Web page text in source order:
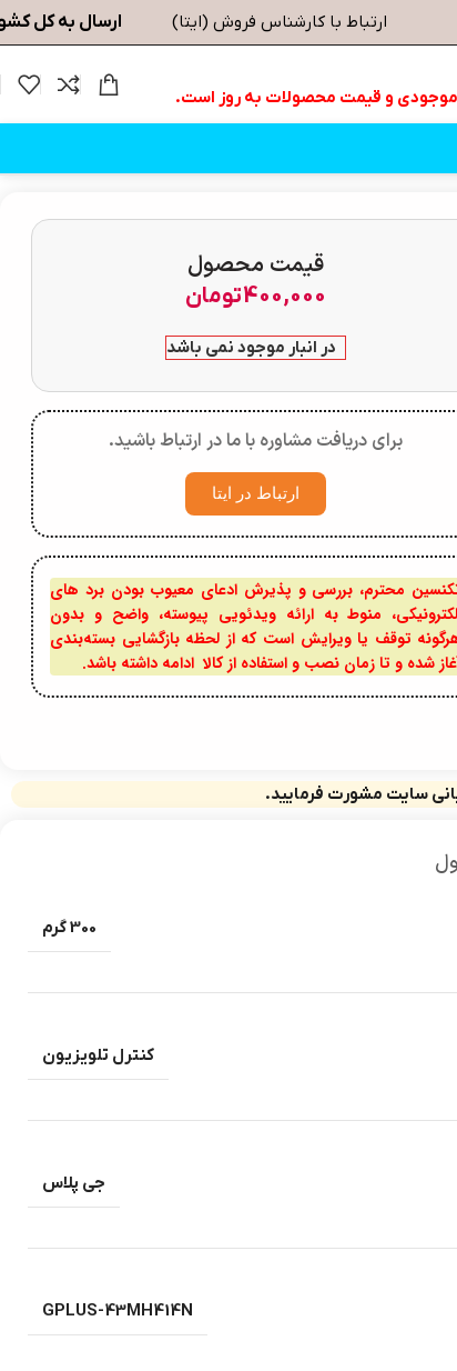
ارتباط با کارشناس فروش (ایتا) ارسال به کل
موجودی و قیمت محصولات به روز است.
قیمت محصول
400,000تومان
در انبار موجود نمی باشد
برای دریافت مشاوره با ما در ارتباط باشید.
ارتباط در ایتا
محترم، بررسی و پذیرش ادعای معیوب بودن برد های
منوط به ارائه ویدئویی پیوسته، واضح و بدون
توقف یا ویرایش است که از لحظه بازگشایی بسته‌بندی
شده و تا زمان نصب و استفاده از کالا ادامه داشته باشد.
سایت مشورت فرمایید.
300 گرم
کنترل تلویزیون
جی پلاس
GPLUS-43MH414N